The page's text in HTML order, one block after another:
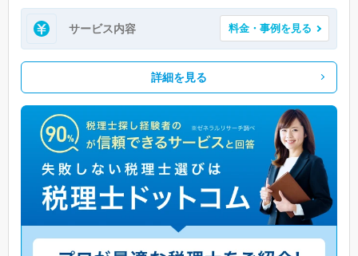
サービス内容 料金・事例を見る
詳細を見る